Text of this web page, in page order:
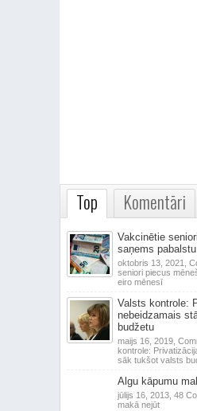
Top Komentāri
Vakcinētie
saņems
oktobris 13, 2021,
seniori piecus
eiro mēnesī
Valsts kontrole:
nebeidzamais
budžetu
maijs 16, 2019,
kontrole:
sāk tukšot valsts
Algu kāpumu
jūlijs 16, 2013, 48
makā nejūt